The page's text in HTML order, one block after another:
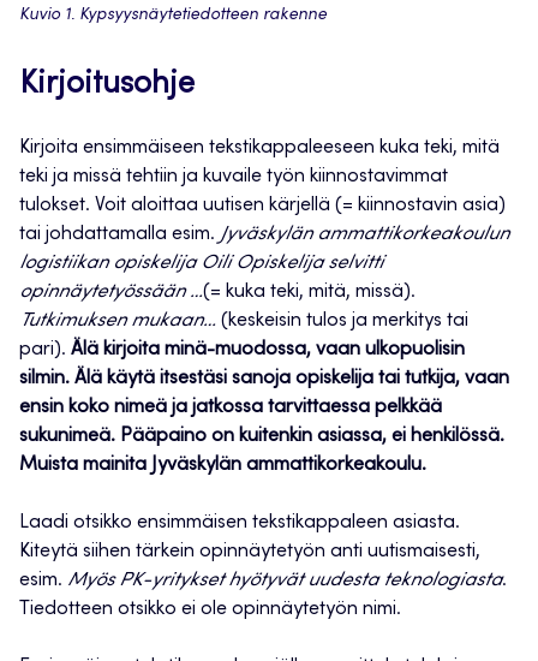
Kuvio 1. Kypsyysnäytetiedotteen rakenne
Kirjoitusohje
Kirjoita ensimmäiseen tekstikappaleeseen kuka teki, mitä
teki ja missä tehtiin ja kuvaile työn kiinnostavimmat
tulokset. Voit aloittaa uutisen kärjellä (= kiinnostavin asia)
tai johdattamalla esim. Jyväskylän ammattikorkeakoulun
logistiikan opiskelija Oili Opiskelija selvitti
opinnäytetyössään …(= kuka teki, mitä, missä).
Tutkimuksen mukaan… (keskeisin tulos ja merkitys tai
pari). Älä kirjoita minä-muodossa, vaan ulkopuolisin
silmin. Älä käytä itsestäsi sanoja opiskelija tai tutkija, vaan
ensin koko nimeä ja jatkossa tarvittaessa pelkkää
sukunimeä. Pääpaino on kuitenkin asiassa, ei henkilössä.
Muista mainita Jyväskylän ammattikorkeakoulu.
Laadi otsikko ensimmäisen tekstikappaleen asiasta.
Kiteytä siihen tärkein opinnäytetyön anti uutismaisesti,
esim. Myös PK-yritykset hyötyvät uudesta teknologiasta.
Tiedotteen otsikko ei ole opinnäytetyön nimi.